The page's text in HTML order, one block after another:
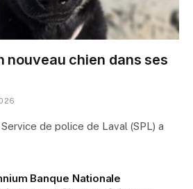
nouveau chien dans ses
de police de Laval (SPL) a
Banque Nationale